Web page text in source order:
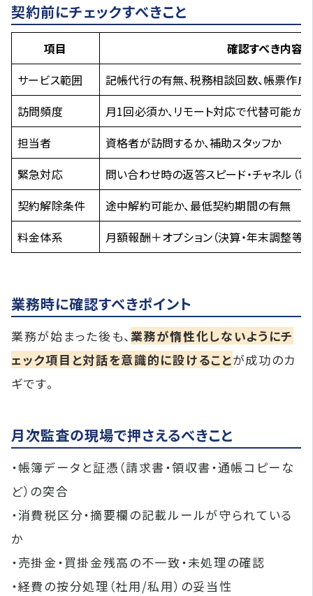
契約前にチェックすべきこと
項目
確認すべき内容
サービス範囲
記帳代行の有無、税務相談回数、帳票作成
訪問頻度
月1回必須か、リモート対応で代替可能か
担当者
資格者が訪問するか、補助スタッフか
緊急対応
問い合わせ時の返答スピード・チャネル（電
契約解除条件
途中解約可能か、最低契約期間の有無
料金体系
月額報酬＋オプション（決算・年末調整等
業務時に確認すべきポイント
業務が始まった後も、業務が惰性化しないようにチ
ェック項目と対話を意識的に設けることが成功のカ
ギです。
月次監査の現場で押さえるべきこと
・帳簿データと証憑（請求書・領収書・通帳コピーな
ど）の突合
・消費税区分・摘要欄の記載ルールが守られている
か
・売掛金・買掛金残高の不一致・未処理の確認
・経費の按分処理（社用/私用）の妥当性